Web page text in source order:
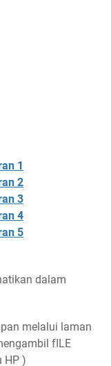
1
2
3
4
5
dalam
melalui laman
fILE
HP )